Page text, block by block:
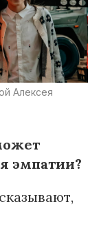
Алексея
эмпатии?